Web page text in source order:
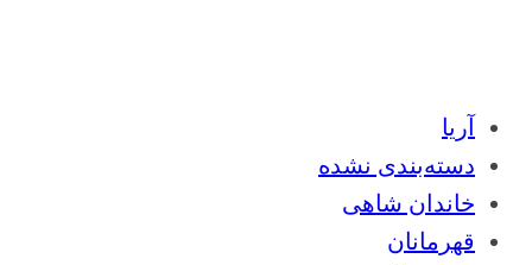
آریا
دسته‌بندی نشده
خاندان شاهی
قهرمانان